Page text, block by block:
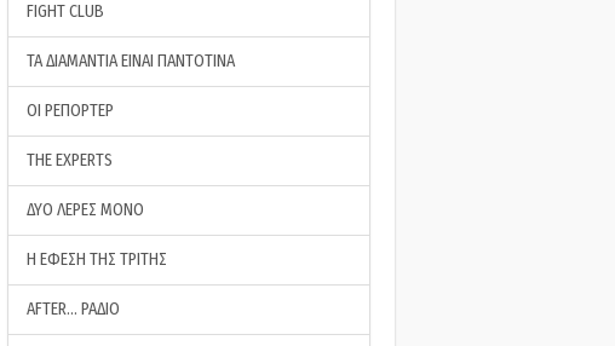
FIGHT CLUB
ΤΑ ΔΙΑΜΑΝΤΙΑ ΕΙΝΑΙ ΠΑΝΤΟΤΙΝΑ
ΟΙ ΡΕΠΟΡΤΕΡ
THE EXPERTS
ΔΥΟ ΛΕΡΕΣ ΜΟΝΟ
Η ΕΦΕΣΗ ΤΗΣ ΤΡΙΤΗΣ
AFTER… ΡΑΔΙΟ